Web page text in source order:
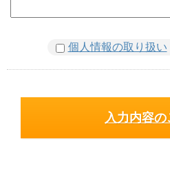
個人情報の取り扱い